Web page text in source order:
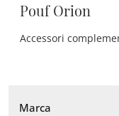
Marca
Pouf Orion